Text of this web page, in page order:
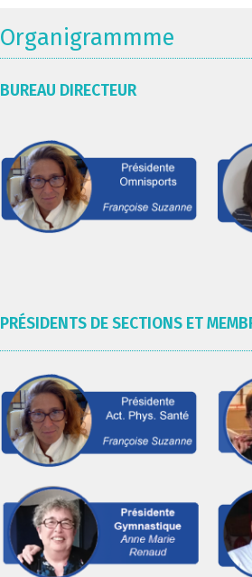
Organigrammme
BUREAU DIRECTEUR
PRÉSIDENTS DE SECTIONS ET